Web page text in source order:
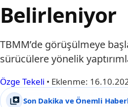
Belirleniyor
TBMM’de görüşülmeye
sürücülere yönelik
Özge Tekeli • Eklenme:
Son Dakika ve Önemli